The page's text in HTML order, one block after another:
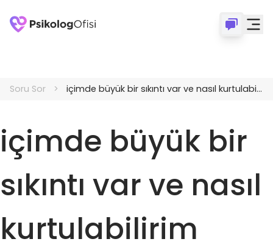
Soru Sor içimde büyük bir sıkıntı var ve nasıl kurtulabilirim bilmiyorum
içimde büyük bir
sıkıntı var ve nasıl
kurtulabilirim